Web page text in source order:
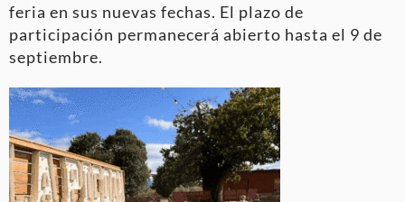
feria en sus nuevas fechas. El plazo de
participación permanecerá abierto hasta el 9 de
septiembre.